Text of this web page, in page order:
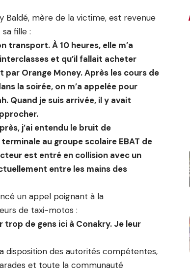
Baldé, mère de la victime, est revenue
fille :
transport. À 10 heures, elle m’a
et qu’il fallait acheter
Orange Money. Après les cours de
la soirée, on m’a appelée pour
Quand je suis arrivée, il y avait
j’ai entendu le bruit de
au groupe scolaire EBAT de
est entré en collision avec un
entre les mains des
un appel poignant à la
de taxi-motos :
de gens ici à Conakry. Je leur
disposition des autorités compétentes,
et toute la communauté